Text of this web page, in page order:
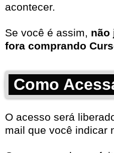
acontecer.
Se você é assim, não
fora comprando
Como
O acesso será
mail que você indicar